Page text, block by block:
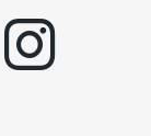
instagram